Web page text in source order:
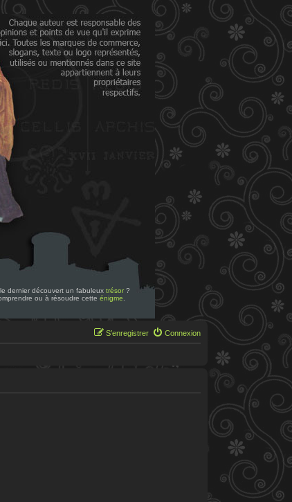
dernier découvert un fabuleux trésor ?
ou à résoudre cette énigme
Connexion
S’enregistrer